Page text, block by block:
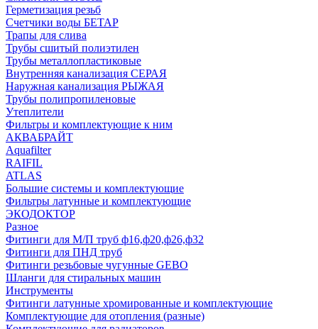
Герметизация резьб
Счетчики воды БЕТАР
Трапы для слива
Трубы сшитый полиэтилен
Трубы металлопластиковые
Внутренняя канализация СЕРАЯ
Наружная канализация РЫЖАЯ
Трубы полипропиленовые
Утеплители
Фильтры и комплектующие к ним
АКВАБРАЙТ
Aquafilter
RAIFIL
ATLAS
Большие системы и комплектующие
Фильтры латунные и комплектующие
ЭКОДОКТОР
Разное
Фитинги для М/П труб ф16,ф20,ф26,ф32
Фитинги для ПНД труб
Фитинги резьбовые чугунные GEBO
Шланги для стиральных машин
Инструменты
Фитинги латунные хромированные и комплектующие
Комплектующие для отопления (разные)